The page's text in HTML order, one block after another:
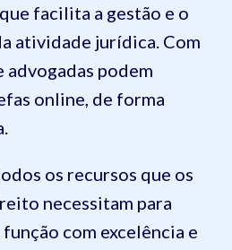
que facilita a gestão e o
atividade jurídica. Com
advogadas podem
online, de forma
os recursos que os
necessitam para
com excelência e